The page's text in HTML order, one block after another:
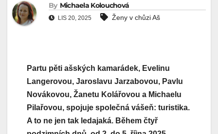
By Michaela Kolouchová
LIS 20, 2025 Ženy v chůzi Aš
Partu pěti ašských kamarádek, Evelinu
Langerovou, Jaroslavu Jarzabovou, Pavlu
Novákovou, Žanetu Kolářovou a Michaelu
Pilařovou, spojuje společná vášeň: turistika.
A to ne jen tak ledajaká. Během čtyř